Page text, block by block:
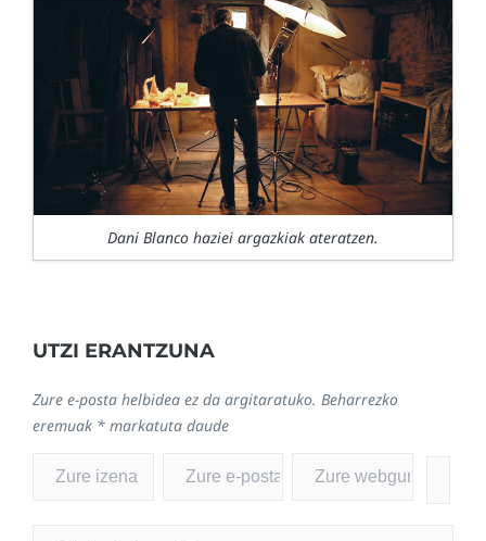
Dani Blanco haziei argazkiak ateratzen.
UTZI ERANTZUNA
Zure e-posta helbidea ez da argitaratuko. Beharrezko
eremuak * markatuta daude